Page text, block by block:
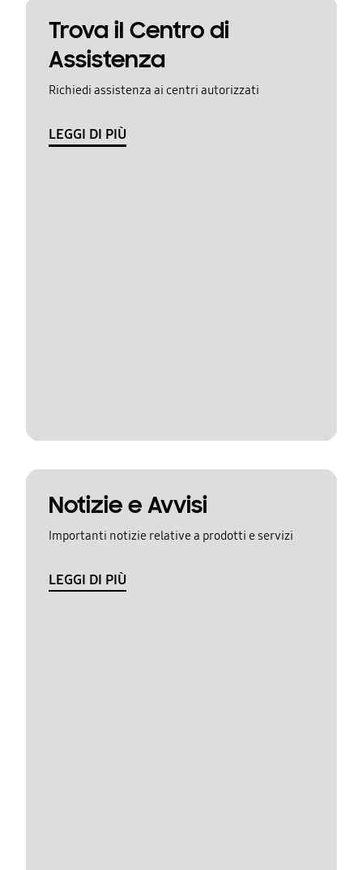
Trova il Centro di
Assistenza
Richiedi assistenza ai centri autorizzati
LEGGI DI PIÙ
Notizie e Avvisi
Importanti notizie relative a prodotti e servizi
LEGGI DI PIÙ